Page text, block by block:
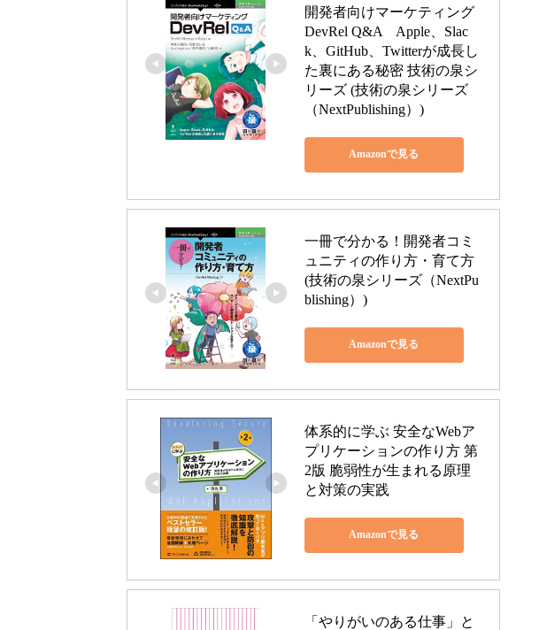
開発者向けマーケティング
DevRel Q&A　Apple、Slac
k、GitHub、Twitterが成長し
た裏にある秘密 技術の泉シ
リーズ (技術の泉シリーズ
（NextPublishing）)
Amazonで見る
一冊で分かる！開発者コミ
ュニティの作り方・育て方
(技術の泉シリーズ（NextPu
blishing）)
Amazonで見る
体系的に学ぶ 安全なWebア
プリケーションの作り方 第
2版 脆弱性が生まれる原理
と対策の実践
Amazonで見る
「やりがいのある仕事」と